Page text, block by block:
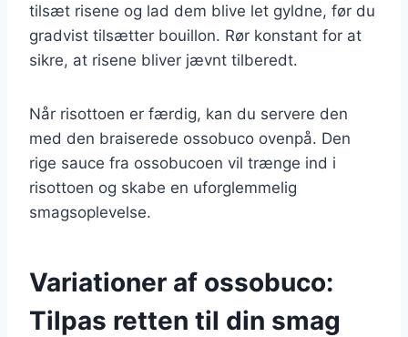
tilsæt risene og lad dem blive let gyldne, før du
gradvist tilsætter bouillon. Rør konstant for at
sikre, at risene bliver jævnt tilberedt.
Når risottoen er færdig, kan du servere den
med den braiserede ossobuco ovenpå. Den
rige sauce fra ossobucoen vil trænge ind i
risottoen og skabe en uforglemmelig
smagsoplevelse.
Variationer af ossobuco:
Tilpas retten til din smag